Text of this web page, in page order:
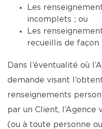
Les
incomplets ; ou
Les
recueillis de façon
Dans l’éventualité où
demande visant
renseignements
par un Client,
(ou à toute personne